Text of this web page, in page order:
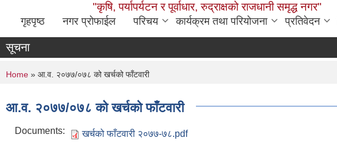
"कृषि, पर्यापर्यटन र पूर्वाधार, रुद्राक्षको राजधानी समृद्ध नगर"
गृहपृष्ठ नगर प्रोफाईल परिचय कार्यक्रम तथा परियोजना प्रतिवेदन
सूचना
You are here
Home » आ.व. २०७७/०७८ को खर्चको फाँटवारी
आ.व. २०७७/०७८ को खर्चको फाँटवारी
Documents: खर्चको फाँटवारी २०७७-७८.pdf